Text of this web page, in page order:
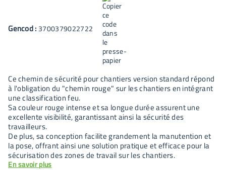
Gencod : 3700379022722
Ce chemin de sécurité pour chantiers version standard répond
à l'obligation du "chemin rouge" sur les chantiers en intégrant
une classification feu.
Sa couleur rouge intense et sa longue durée assurent une
excellente visibilité, garantissant ainsi la sécurité des
travailleurs.
De plus, sa conception facilite grandement la manutention et
la pose, offrant ainsi une solution pratique et efficace pour la
sécurisation des zones de travail sur les chantiers.
En savoir plus